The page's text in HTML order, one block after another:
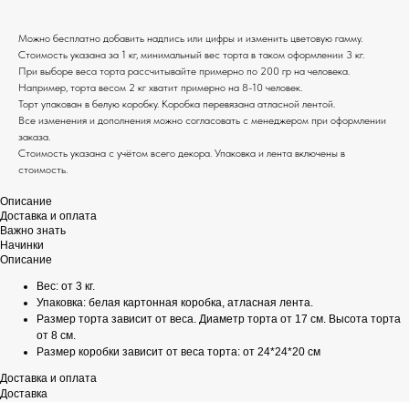
Можно бесплатно добавить надпись или цифры и изменить цветовую гамму.
Стоимость указана за 1 кг, минимальный вес торта в таком оформлении 3 кг.
При выборе веса торта рассчитывайте примерно по 200 гр на человека.
Например, торта весом 2 кг хватит примерно на 8-10 человек.
Торт упакован в белую коробку. Коробка перевязана атласной лентой.
Все изменения и дополнения можно согласовать с менеджером при оформлении
заказа.
Стоимость указана с учётом всего декора. Упаковка и лента включены в
стоимость.
Описание
Доставка и оплата
Важно знать
Начинки
Описание
Вес: от 3 кг.
Упаковка: белая картонная коробка, атласная лента.
Размер торта зависит от веса. Диаметр торта от 17 см. Высота торта
от 8 см.
Размер коробки зависит от веса торта: от 24*24*20 см
Доставка и оплата
Доставка